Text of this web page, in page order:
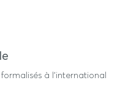
et
à l’international